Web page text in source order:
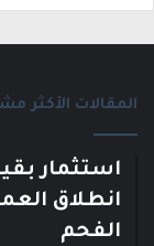
المقالات الأكثر
انطلاق
الفحم